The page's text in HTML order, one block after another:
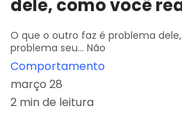
dele, como você
O que o outro faz é problema
problema seu... Não
Comportamento
março 28
2 min de leitura